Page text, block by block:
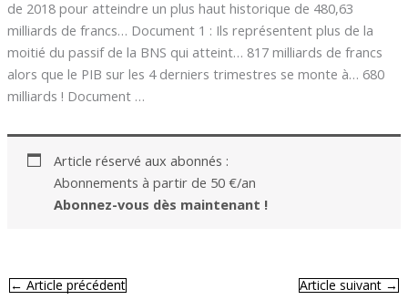
de 2018 pour atteindre un plus haut historique de 480,63
milliards de francs… Document 1 : Ils représentent plus de la
moitié du passif de la BNS qui atteint… 817 milliards de francs
alors que le PIB sur les 4 derniers trimestres se monte à… 680
milliards ! Document …
Article réservé aux abonnés :
Abonnements à partir de 50 €/an
Abonnez-vous dès maintenant !
←Article précédent Article suivant→